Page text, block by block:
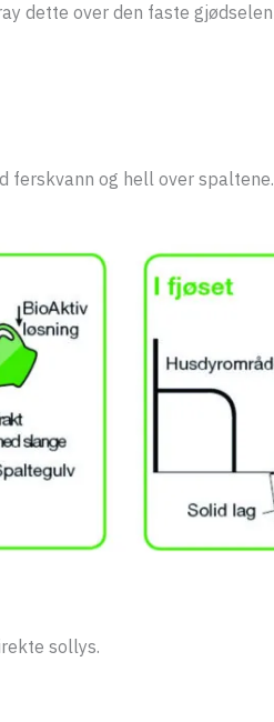
dette over den faste
ferskvann og hell over spaltene.
sollys.